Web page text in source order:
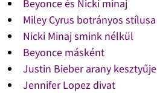
Beyonce és Nicki minaj
Miley Cyrus botrányos stílusa
Nicki Minaj smink nélkül
Beyonce másként
Justin Bieber arany kesztyűje
Jennifer Lopez divat